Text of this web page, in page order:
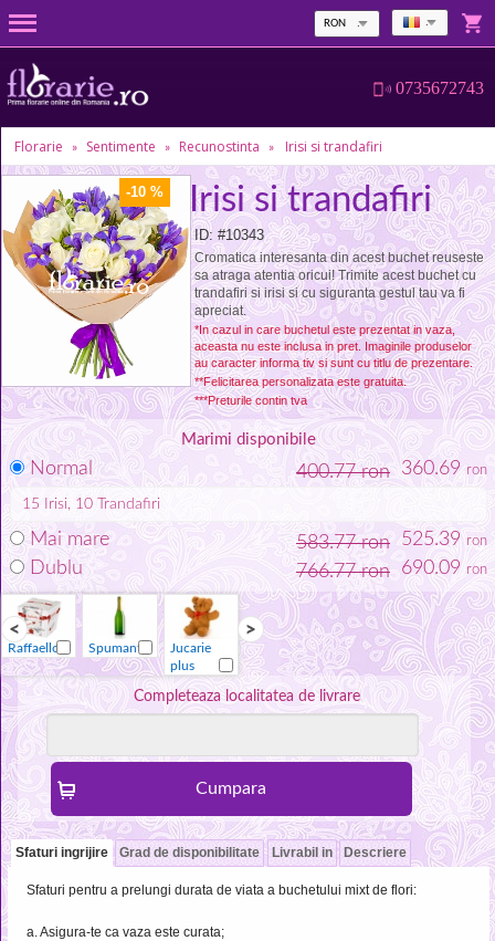
RON
0735672743
Florarie » Sentimente » Recunostinta » Irisi si trandafiri
-10 % Irisi si trandafiri
ID: #10343
Cromatica interesanta din acest buchet reuseste
sa atraga atentia oricui! Trimite acest buchet cu
trandafiri si irisi si cu siguranta gestul tau va fi
apreciat.
*In cazul in care buchetul este prezentat in vaza,
aceasta nu este inclusa in pret. Imaginile produselor
au caracter informa tiv si sunt cu titlu de prezentare.
**Felicitarea personalizata este gratuita.
***Preturile contin tva
Marimi disponibile
Normal 360.69 ron
400.77 ron
15 Irisi, 10 Trandafiri
Mai mare 525.39 ron
583.77 ron
Dublu
690.09 ron
766.77 ron
Raffaello Spumant
Jucarie
plus
Vaza Raffaello Spumant
Completeaza localitatea de livrare
Sfaturi ingrijire Grad de disponibilitate Livrabil in Descriere
Sfaturi pentru a prelungi durata de viata a buchetului mixt de flori:
a. Asigura-te ca vaza este curata;